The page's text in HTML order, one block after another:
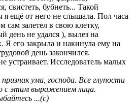
свистеть, бубнеть... Такой
я ещё от него не слышала. Пол часа
сам залетел в свою клетку,
день не удался ), вылез на
Я его закрыла и накинула ему на
день закончился.
устраивает. Исследователь малых
ума, господа. Все глупости
с этим выражением лица.
...(с)